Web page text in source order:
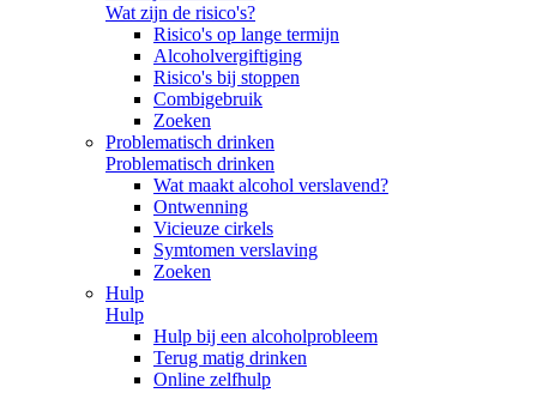
Wat zijn de risico's?
Risico's op lange termijn
Alcoholvergiftiging
Risico's bij stoppen
Combigebruik
Zoeken
Problematisch drinken
Problematisch drinken
Wat maakt alcohol verslavend?
Ontwenning
Vicieuze cirkels
Symtomen verslaving
Zoeken
Hulp
Hulp
Hulp bij een alcoholprobleem
Terug matig drinken
Online zelfhulp